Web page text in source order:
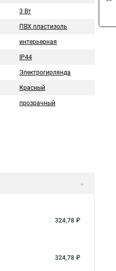
3 Вт
ПВХ пластизоль
интерьерная
IP44
Электрогирлянда
Красный
прозрачный
324,78 ₽
324,78 ₽